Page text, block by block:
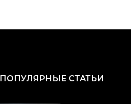
ПОПУЛЯРНЫЕ СТАТЬИ